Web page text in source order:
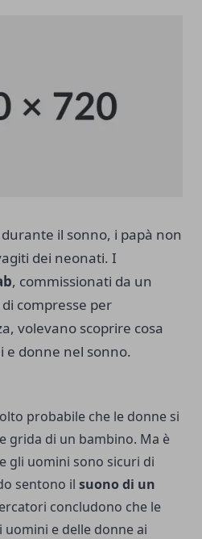
il sonno, i papà non
dei neonati. I
, commissionati da un
compresse per
volevano scoprire cosa
e donne nel sonno.
probabile che le donne si
grida di un bambino. Ma è
gli uomini sono sicuri di
sentono il suono di un
concludono che le
e delle donne ai